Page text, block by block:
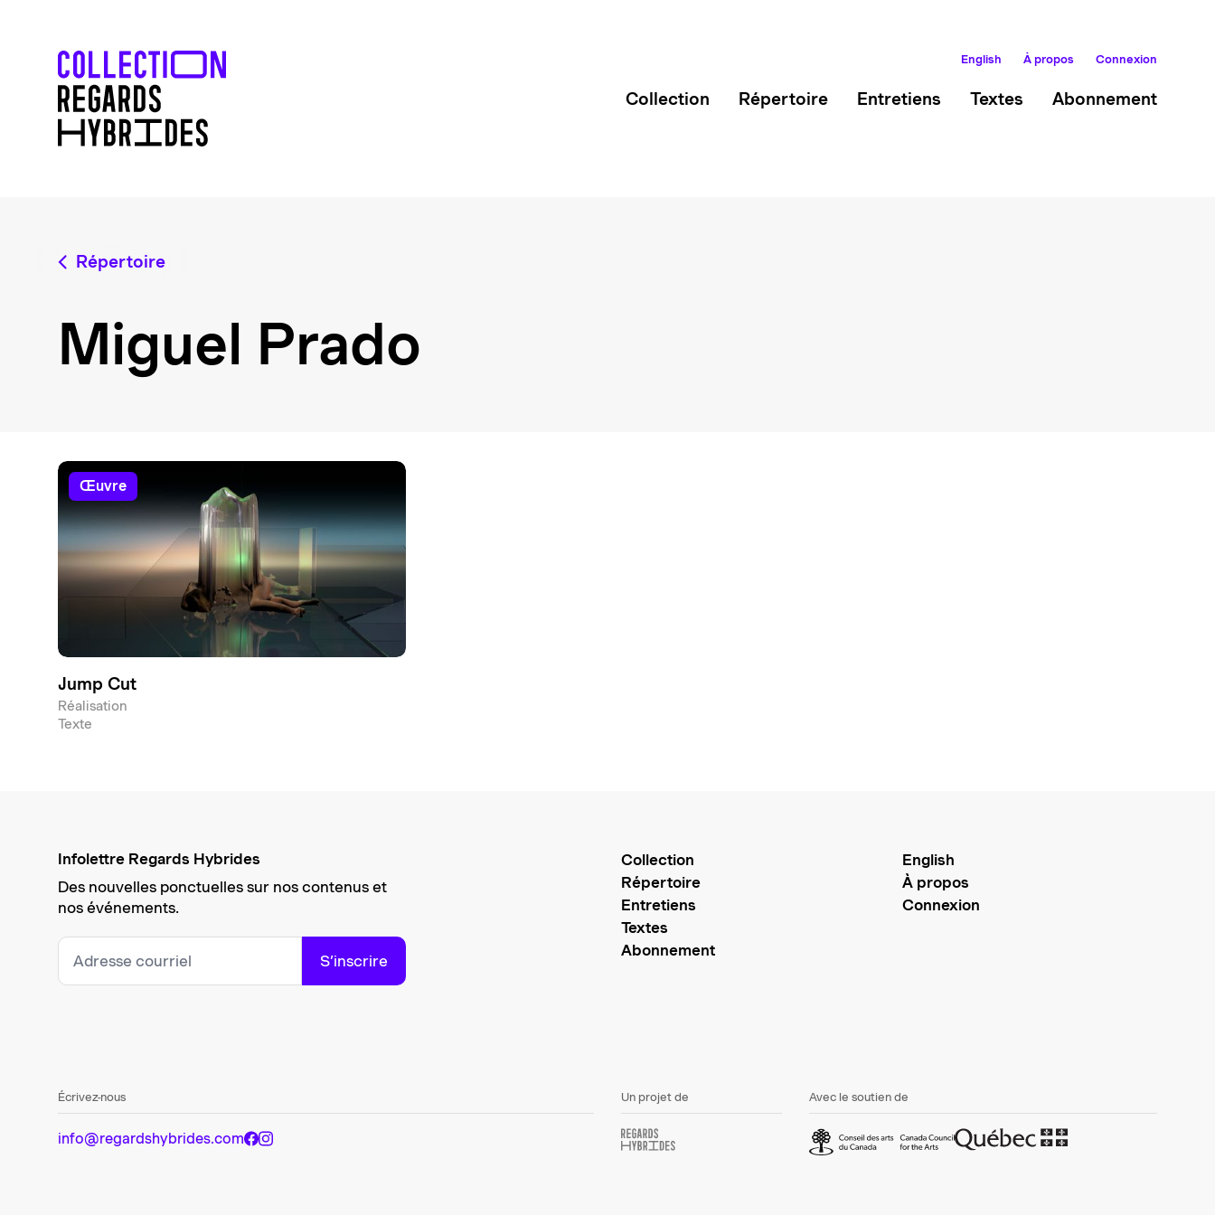
English À propos Connexion
Collection Répertoire Entretiens Textes Abonnement
Répertoire
Miguel Prado
œuvre
Jump Cut
Réalisation
Texte
Infolettre Regards Hybrides
Des nouvelles ponctuelles sur nos contenus et
nos événements.
S’inscrire
Collection
Répertoire
Entretiens
Textes
Abonnement
English
À propos
Connexion
Écrivez-nous
info@regardshybrides.com
Un projet de Avec le soutien de